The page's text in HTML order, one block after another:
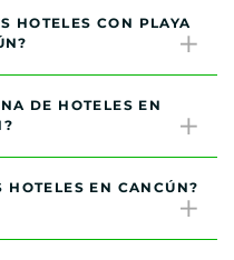
HOTELES CON PLAYA
DE HOTELES EN
HOTELES EN CANCÚN?